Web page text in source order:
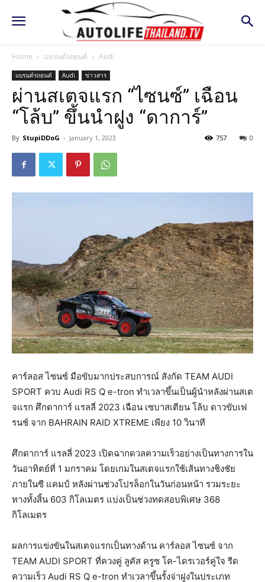
Home แบรนด์รถยนต์ Audi
แบรนด์รถยนต์ Audi ข่าวสาร
ผ่านสเตจแรก “ไซนซ์” เฉือน
“โล้บ” ขึ้นนำฝูง “ดาการ์”
By StupiDDoG - January 1, 2023 0
757
คาร์ลอส ไซนซ์ มือขับมากประสบการณ์ สังกัด TEAM AUDI
SPORT ควบ Audi RS Q e-tron ทำเวลาขึ้นเป็นผู้นำหลังผ่านสเต
จแรก ศึกดาการ์ แรลลี่ 2023 เฉือน เซบาสเตียน โล้บ ดาวขับเฟ
รนช์ จาก BAHRAIN RAID XTREME เพียง 10 วินาที
ศึกดาการ์ แรลลี่ 2023 เปิดฉากดวลความเร็วอย่างเป็นทางการใน
วันอาทิตย์ที่ 1 มกราคม โดยเกมในสเตจแรกใช้เส้นทางชิงชัย
ภายในซี แคมป์ หลังผ่านช่วงโปรล็อกในวันก่อนหน้า รวมระยะ
ทางทั้งสิ้น 603 กิโลเมตร แบ่งเป็นช่วงทดสอบพิเศษ 368
กิโลเมตร
ผลการแข่งขันในสเตจแรกเป็นทางด้าน คาร์ลอส ไซนซ์ จาก
TEAM AUDI SPORT ที่ควงคู่ ลูคัส ครูซ โค-ไดรเวอร์คู่ใจ รีด
ความเร็ว Audi RS Q e-tron ทำเวลาขึ้นรั้งจ่าฝูงในประเภท